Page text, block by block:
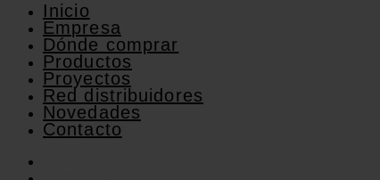
Inicio
Empresa
Dónde comprar
Productos
Proyectos
Red distribuidores
Novedades
Contacto